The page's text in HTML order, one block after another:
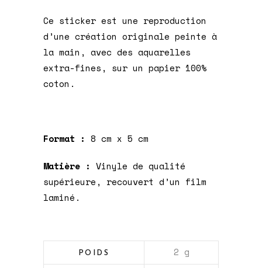
Ce sticker est une reproduction
d’une création originale peinte à
la main, avec des aquarelles
extra-fines, sur un papier 100%
coton.
Format : 8 cm x 5 cm
Matière : Vinyle de qualité
supérieure, recouvert d’un film
laminé.
POIDS 2 g